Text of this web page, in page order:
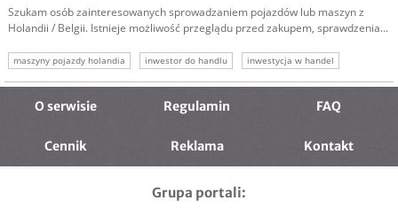
Szukam osób zainteresowanych sprowadzaniem pojazdów lub maszyn z
Holandii / Belgii. Istnieje możliwość przeglądu przed zakupem, sprawdzenia...
maszyny pojazdy holandia inwestor do handlu
inwestycja w handel
inwestor firma handlowa
O serwisie Regulamin FAQ
Cennik Reklama Kontakt
Grupa portali: